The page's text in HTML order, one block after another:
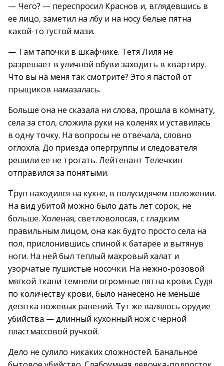
— Чего? — переспросил Краснов и, вглядевшись в
ее лицо, заметил на лбу и на носу белые пятна
какой-то густой мази.
— Там тапочки в шкафчике. Тетя Лиля не
разрешает в уличной обуви заходить в квартиру.
Что вы на меня так смотрите? Это я пастой от
прыщиков намазалась.
Больше она не сказала ни слова, прошла в комнату,
села за стол, сложила руки на коленях и уставилась
в одну точку. На вопросы не отвечала, словно
оглохла. До приезда опергруппы и следователя
решили ее не трогать. Лейтенант Телечкин
отправился за понятыми.
Труп находился на кухне, в полусидячем положении.
На вид убитой можно было дать лет сорок, не
больше. Холеная, светловолосая, с гладким
правильным лицом, она как будто просто села на
пол, прислонившись спиной к батарее и вытянув
ноги. На ней был теплый махровый халат и
узорчатые пушистые носочки. На нежно-розовой
мягкой ткани темнели огромные пятна крови. Судя
по количеству крови, было нанесено не меньше
десятка ножевых ранений. Тут же валялось орудие
убийства — длинный кухонный нож с черной
пластмассовой ручкой.
Дело не сулило никаких сложностей. Банальное